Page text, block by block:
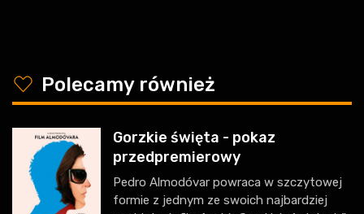
y Polecamy również
Gorzkie święta - pokaz
przedpremierowy
Pedro Almodóvar powraca w szczytowej
formie z jednym ze swoich najbardziej